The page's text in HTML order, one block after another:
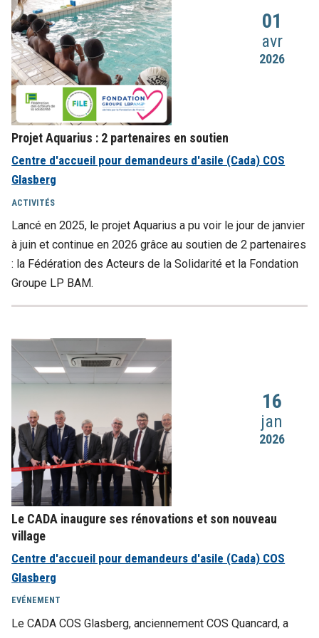
01
avr
2026
Projet Aquarius : 2 partenaires en soutien
Centre d'accueil pour demandeurs d'asile (Cada) COS
Glasberg
ACTIVITÉS
Lancé en 2025, le projet Aquarius a pu voir le jour de janvier
à juin et continue en 2026 grâce au soutien de 2 partenaires
: la Fédération des Acteurs de la Solidarité et la Fondation
Groupe LP BAM.
16
jan
2026
Le CADA inaugure ses rénovations et son nouveau
village
Centre d'accueil pour demandeurs d'asile (Cada) COS
Glasberg
EVÉNEMENT
Le CADA COS Glasberg, anciennement COS Quancard, a